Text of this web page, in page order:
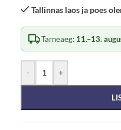
Tallinnas laos ja poes
Tarneaeg: 11.–13.
- +